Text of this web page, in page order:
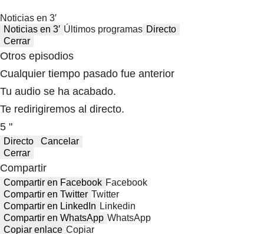
Noticias en 3′
Noticias en 3′ Últimos programas Directo
Cerrar
Otros episodios
Cualquier tiempo pasado fue anterior
Tu audio se ha acabado.
Te redirigiremos al directo.
5 "
Directo
Cancelar
Cerrar
Compartir
Compartir en Facebook Facebook
Compartir en Twitter Twitter
Compartir en LinkedIn Linkedin
Compartir en WhatsApp WhatsApp
Copiar enlace Copiar